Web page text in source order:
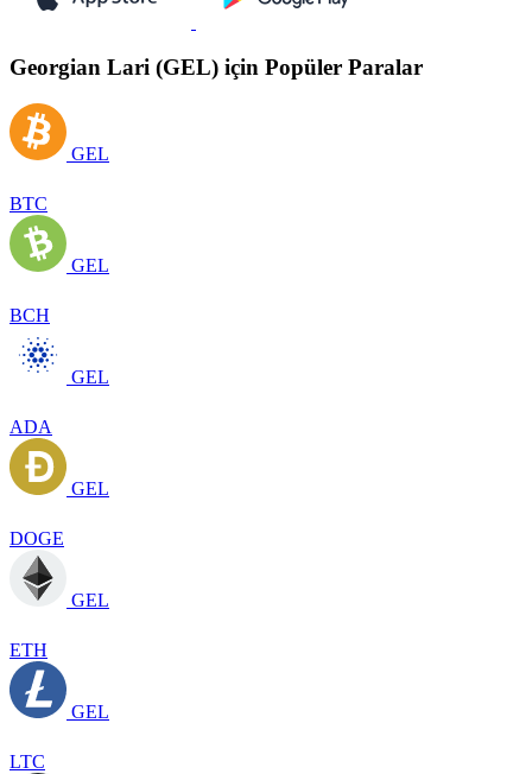
Georgian Lari (GEL) için Popüler Paralar
GEL
BTC
GEL
BCH
GEL
ADA
GEL
DOGE
GEL
ETH
GEL
LTC